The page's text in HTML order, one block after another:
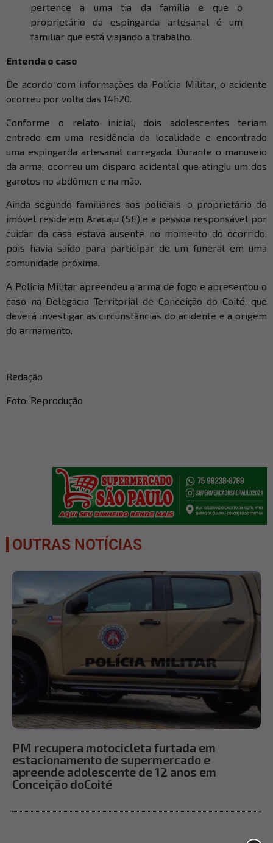
pertence a uma tia da família e que o
proprietário da espingarda artesanal é um
familiar que está viajando a trabalho.
Entenda o caso
De acordo com informações da Polícia Militar, o acidente
ocorreu por volta das 14h20.
Conforme o relato inicial, dois adolescentes teriam
entrado em uma residência da localidade e encontrado
uma espingarda artesanal carregada. Durante o manuseio
da arma, ocorreu um disparo acidental que atingiu um dos
garotos no abdômen e na mão.
Ainda segundo familiares aos policiais, o proprietário do
imóvel reside em Aracaju (SE) e a pessoa responsável por
cuidar da casa estava ausente no momento do ocorrido,
pois havia saído para participar de um funeral em uma
comunidade próxima.
A Polícia Militar apreendeu a arma de fogo e apresentou o
caso na Delegacia Territorial de Conceição do Coité, que
deverá investigar as circunstâncias do acidente e a origem
do armamento.
Redação
Foto: Reprodução
OUTRAS NOTÍCIAS
PM recupera motocicleta furtada em
estacionamento de supermercado e
apreende adolescente de 12 anos em
Conceição doCoité